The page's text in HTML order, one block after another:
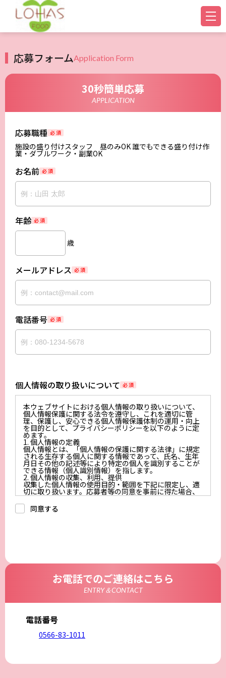
応募フォームApplication Form
30秒簡単応募
APPLICATION
応募職種 必 須
施設の盛り付けスタッフ 昼のみOK 誰でもできる盛り付け作
業・ダブルワーク・副業OK
お名前 必 須
年齢 必 須
歳
メールアドレス 必 須
電話番号 必 須
個人情報の取り扱いについて 必 須
本ウェブサイトにおける個人情報の取り扱いについて、
個人情報保護に関する法令を遵守し、これを適切に管
理、保護し、安心できる個人情報保護体制の運用・向上
を目的として、プライバシーポリシーを以下のように定
めます。
1. 個人情報の定義
個人情報とは、「個人情報の保護に関する法律」に規定
される生存する個人に関する情報であって、氏名、生年
月日その他の記述等により特定の個人を識別することが
できる情報（個人識別情報）を指します。
2. 個人情報の収集、利用、提供
収集した個人情報の使用目的・範囲を下記に限定し、適
切に取り扱います。応募者等の同意を事前に得た場合、
又は法令により許された場合を除き、個人情報を第三者
に提供しません。
a.応募者等からのお問い合わせに対応・管理するため
な期間、妥当な範囲内でこれに応じます。
応募者等の個人情報の取得、利用その他一切の取り扱い
について、個人情報の保護に関する法律、その他の関連
法令、及び本プライバシーポリシーを遵守します。
応募者等の個人情報を正確かつ最新の内容に保つよう努
及び毀損から保護するため、必要な安全管理措置を講じ
ます。
6. Cookieについて
本ウェブサイトでは、一部のコンテンツにおいてCookie
同意する
お電話でのご連絡はこちら
ENTRY＆CONTACT
電話番号
0566-83-1011